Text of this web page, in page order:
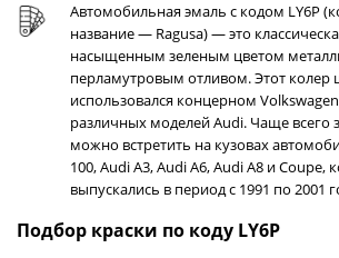
Автомобильная эмаль с кодом LY6P
название — Ragusa) — это
насыщенным зеленым цветом
перламутровым отливом. Этот колер
использовался концерном
различных моделей Audi. Чаще всего
можно встретить на кузовах
100, Audi A3, Audi A6, Audi A8 и Coupe,
выпускались в период с 1991 по 2001
Подбор краски по коду LY6P